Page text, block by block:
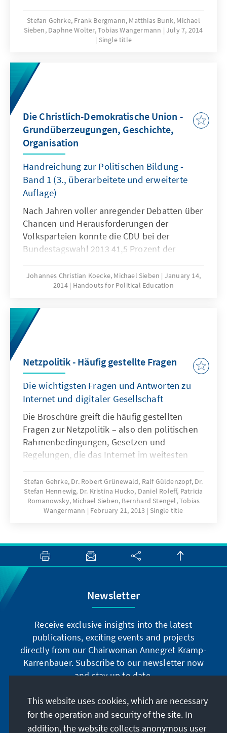
rechtlichenund technischen Zusammenhänge
noch nichtso vertraut sind.
Stefan Gehrke, Frank Bergmann, Matthias Bunk, Michael
Sieben, Daphne Wolter, Tobias Wangermann
July 7, 2014
Single title
Die Christlich-Demokratische Union -
Grundüberzeugungen, Geschichte,
Organisation
Handreichung zur Politischen Bildung -
Band 1 (3., überarbeitete und erweiterte
Auflage)
Nach Jahren voller anregender Debatten über
Chancen und Herausforderungen der
Volksparteien konnte die CDU bei der
Bundestagswahl 2013 41,5 Prozent der
verfehlte damit knapp die absolute Mehrheit.
Allein dieser bemerkenswerte Erfolg wäre
zur Christlich-Demokratischen Union neu
aufzulegen. Aber zwei Dinge sind uns noch
wichtiger: Einmal sind in der Regierungszeit
entscheidende politische Weichenstellungen
vorgenommen und Entscheidungen gefällt
worden, die in der Zeit davor noch nicht
vorstellbar waren. Sie sind in den meisten
Fällen der politischen Großwetterlage oder
gesellschaftlichen Veränderungen geschuldet.
Stichworte sind hier exemplarisch die Euro-
Rettungspolitik, die Aussetzung der
Die Entscheidungen mussten teilweise
schnell und in einer unübersichtlichen
Situation gefällt werden. Umso wichtiger ist
es, noch einmal Grundüberzeugungen und
die aktuelle politische Entscheidung in die
longue durée der christdemokratischen
Überzeugungen einordnen zu können.
Johannes Christian Koecke, Michael Sieben
January 14,
2014
Handouts for Political Education
Netzpolitik - Häufig gestellte Fragen
Die wichtigsten Fragen und Antworten zu
Internet und digitaler Gesellschaft
Die Broschüre greift die häufig gestellten
Fragen zur Netzpolitik – also den politischen
Rahmenbedingungen, Gesetzen und
Regelungen, die das Internet im weitesten
verständliche Antworten und richtet sich
weniger an Fachleute als vor allem an die,
denen die technischen, juristischen und
politischen Zusammenhänge noch nicht
zu diesen wichtigen Themen eröffnen, die
jetzt und auch zukünftig die Entwicklung der
Informationsgesellschaft maßgeblich
Stefan Gehrke, Dr. Robert Grünewald, Ralf Güldenzopf, Dr.
Stefan Hennewig, Dr. Kristina Hucko, Daniel Roleff, Patricia
Romanowsky, Michael Sieben, Bernhard Stengel, Tobias
Wangermann
February 21, 2013 Single title
Newsletter
Receive exclusive insights into the latest
publications, exciting events and projects
directly from our Chairwoman Annegret Kramp-
Karrenbauer. Subscribe to our newsletter now
and stay up to date.
Subscribe now
This website uses cookies, which are necessary
for the operation and security of the site. In
addition, the website collects anonymous user